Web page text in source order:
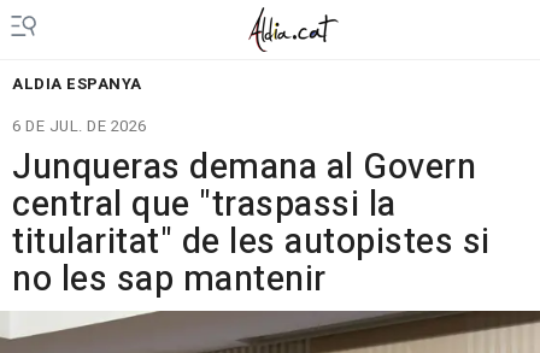
ALDIA ESPANYA
6 DE JUL. DE 2026
Junqueras demana al Govern
central que "traspassi la
titularitat" de les autopistes si
no les sap mantenir